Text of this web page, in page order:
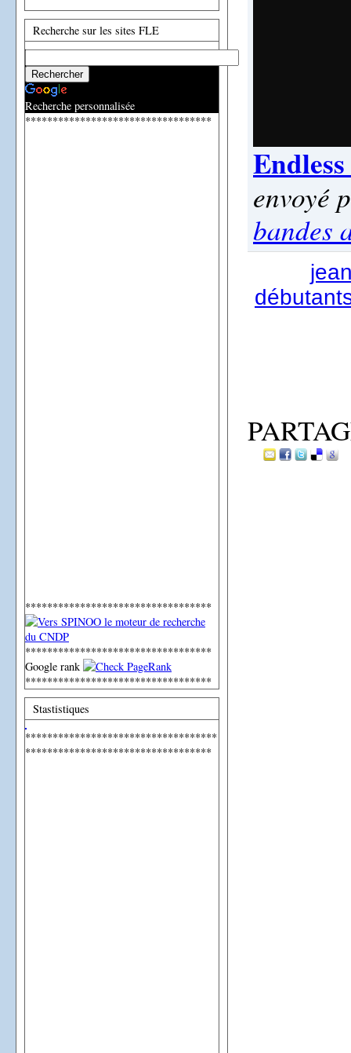
Recherche sur les sites FLE
Recherche personnalisée
**********************************
**********************************
**********************************
Google rank
**********************************
Stastistiques
***********************************
**********************************
envoyé
bandes